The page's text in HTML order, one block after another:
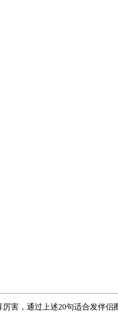
，通过上述20句适合发伴侣